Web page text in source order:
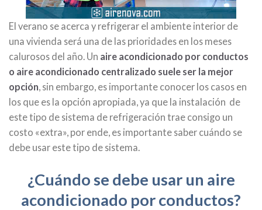
El verano se acerca y refrigerar el ambiente interior de
una vivienda será una de las prioridades en los meses
calurosos del año. Un aire acondicionado por conductos
o aire acondicionado centralizado suele ser la mejor
opción, sin embargo, es importante conocer los casos en
los que es la opción apropiada, ya que la instalación de
este tipo de sistema de refrigeración trae consigo un
costo «extra», por ende, es importante saber cuándo se
debe usar este tipo de sistema.
¿Cuándo se debe usar un aire
acondicionado por conductos?